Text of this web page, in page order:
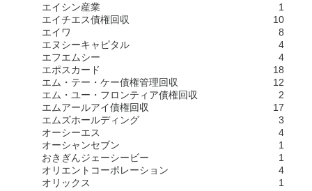
エイシン産業
1
エイチエス債権回収
10
エイワ
8
エヌシーキャピタル
4
エフエムシー
4
エポスカード
18
エム・テー・ケー債権管理回収
12
エム・ユー・フロンティア債権回収
2
エムアールアイ債権回収
17
エムズホールディング
3
オーシーエス
4
オーシャンセブン
1
おきぎんジェーシービー
1
オリエントコーポレーション
4
オリックス
1